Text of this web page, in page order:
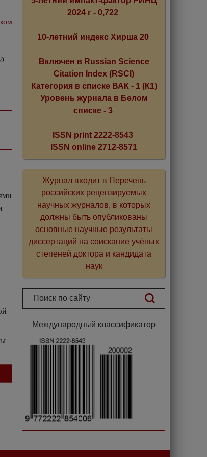
2024 г - 0,722
10-летний индекс Хирша 20
Включен в Russian Science
Citation Index (RSCI)
Категория в списке ВАК - 1 (К1)
Уровень журнала в Белом
списке - 3
ISSN print 2222-8543
ISSN online 2712-8571
Журнал входит в Перечень
российских рецензируемых
научных журналов, в которых
должны быть опубликованы
основные научные результаты
диссертаций на соискание учёных
степеней доктора и кандидата
наук
Международный классификатор